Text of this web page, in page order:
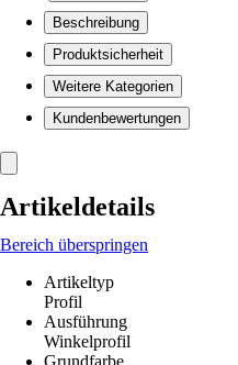
Beschreibung
Produktsicherheit
Weitere Kategorien
Kundenbewertungen
Artikeldetails
Bereich überspringen
Artikeltyp
Profil
Ausführung
Winkelprofil
Grundfarbe